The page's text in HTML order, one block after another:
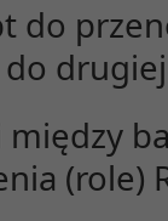
do
do
(role)